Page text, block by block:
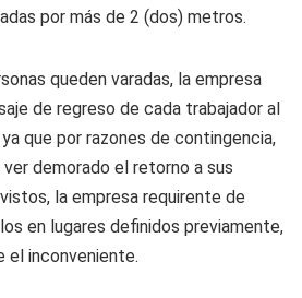
por más de 2 (dos) metros.
queden varadas, la empresa
de regreso de cada trabajador al
que por razones de contingencia,
demorado el retorno a sus
la empresa requirente de
en lugares definidos previamente,
el inconveniente.